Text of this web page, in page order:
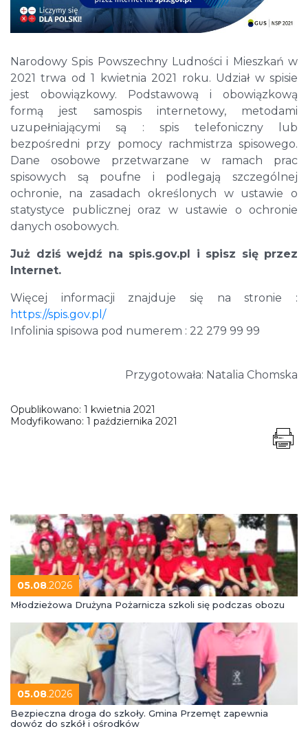
Narodowy Spis Powszechny Ludności i Mieszkań w
2021 trwa od 1 kwietnia 2021 roku. Udział w spisie
jest obowiązkowy. Podstawową i obowiązkową
formą jest samospis internetowy, metodami
uzupełniającymi są : spis telefoniczny lub
bezpośredni przy pomocy rachmistrza spisowego.
Dane osobowe przetwarzane w ramach prac
spisowych są poufne i podlegają szczególnej
ochronie, na zasadach określonych w ustawie o
statystyce publicznej oraz w ustawie o ochronie
danych osobowych.
Już dziś wejdź na spis.gov.pl i spisz się przez
Internet.
Więcej informacji znajduje się na stronie :
https://spis.gov.pl/
Infolinia spisowa pod numerem : 22 279 99 99
Przygotowała: Natalia Chomska
Opublikowano: 1 kwietnia 2021
Modyfikowano: 1 października 2021
05.08.2026
Młodzieżowa Drużyna Pożarnicza szkoli się podczas obozu
05.08.2026
Bezpieczna droga do szkoły. Gmina Przemęt zapewnia
dowóz do szkół i ośrodków